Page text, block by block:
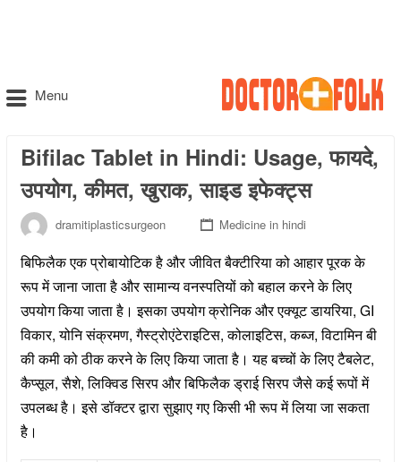
Menu
Bifilac Tablet in Hindi: Usage, फायदे,
उपयोग, कीमत, खुराक, साइड इफेक्ट्स
dramitiplasticsurgeon Medicine in hindi
बिफिलैक एक प्रोबायोटिक है और जीवित बैक्टीरिया को आहार पूरक के
रूप में जाना जाता है और सामान्य वनस्पतियों को बहाल करने के लिए
उपयोग किया जाता है। इसका उपयोग क्रोनिक और एक्यूट डायरिया, GI
विकार, योनि संक्रमण, गैस्ट्रोएंटेराइटिस, कोलाइटिस, कब्ज, विटामिन बी
की कमी को ठीक करने के लिए किया जाता है। यह बच्चों के लिए टैबलेट,
कैप्सूल, सैशे, लिक्विड सिरप और बिफिलैक ड्राई सिरप जैसे कई रूपों में
उपलब्ध है। इसे डॉक्टर द्वारा सुझाए गए किसी भी रूप में लिया जा सकता
है।